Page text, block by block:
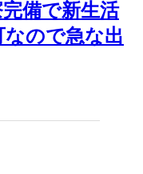
完備で新生活
なので急な出